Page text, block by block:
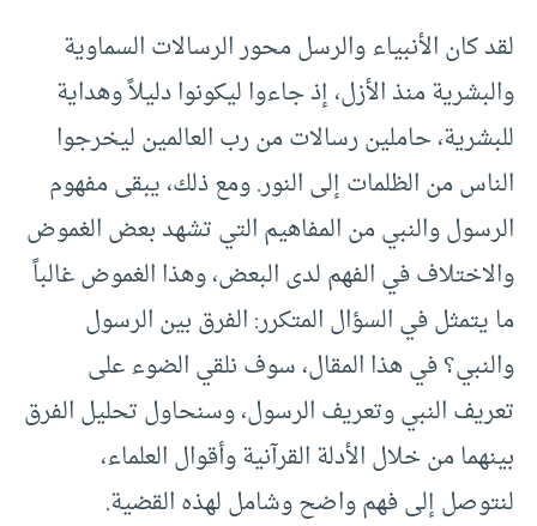
لقد كان الأنبياء والرسل محور الرسالات السماوية
والبشرية منذ الأزل، إذ جاءوا ليكونوا دليلاً وهداية
للبشرية، حاملين رسالات من رب العالمين ليخرجوا
الناس من الظلمات إلى النور. ومع ذلك، يبقى مفهوم
الرسول والنبي من المفاهيم التي تشهد بعض الغموض
والاختلاف في الفهم لدى البعض، وهذا الغموض غالباً
ما يتمثل في السؤال المتكرر: الفرق بين الرسول
والنبي؟ في هذا المقال، سوف نلقي الضوء على
تعريف النبي وتعريف الرسول، وسنحاول تحليل الفرق
بينهما من خلال الأدلة القرآنية وأقوال العلماء،
لنتوصل إلى فهم واضح وشامل لهذه القضية.